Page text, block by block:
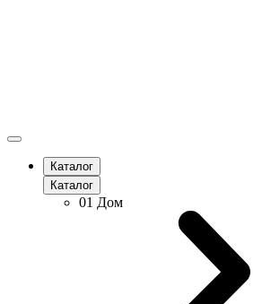
Каталог
Каталог
01 Дом